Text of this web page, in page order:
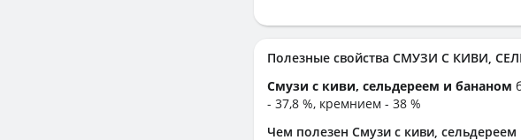
Полезные свойства СМУЗИ С КИВИ,
Смузи с киви, сельдереем и бананом
- 37,8 %, кремнием - 38 %
Чем полезен Смузи с киви,